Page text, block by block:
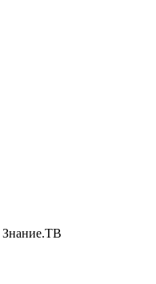
Знание.ТВ